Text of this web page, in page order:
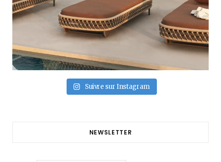
Suivre sur Instagram
NEWSLETTER